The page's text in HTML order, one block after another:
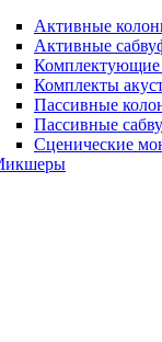
Активные
Активные
Комплектующие
Комплекты
Пассивные
Пассивные
Сценические